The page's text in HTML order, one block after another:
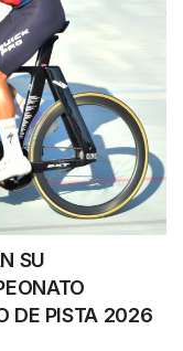
SU
DE PISTA 2026